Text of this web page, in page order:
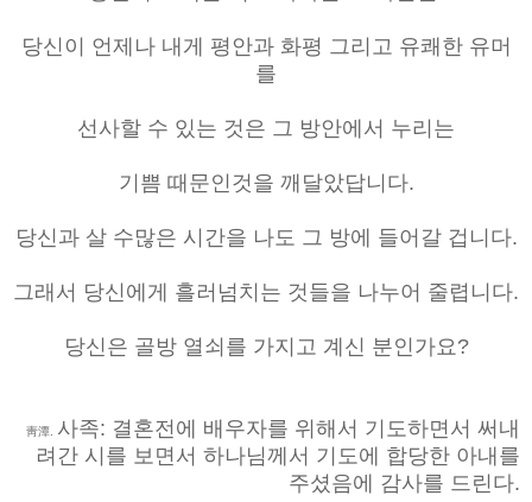
당신이 언제나 내게 평안과 화평 그리고 유쾌한 유머
를
선사할 수 있는 것은 그 방안에서 누리는
기쁨 때문인것을 깨달았답니다.
당신과 살 수많은 시간을 나도 그 방에 들어갈 겁니다.
그래서 당신에게 흘러넘치는 것들을 나누어 줄렵니다.
당신은 골방 열쇠를 가지고 계신 분인가요?
靑潭. 사족: 결혼전에 배우자를 위해서 기도하면서 써내
려간 시를 보면서 하나님께서 기도에 합당한 아내를
주셨음에 감사를 드린다.